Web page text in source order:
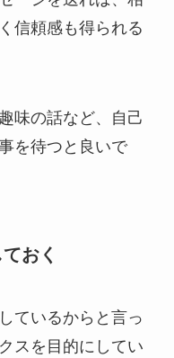
信頼感も得られる
味の話など、自己
を待つと良いで
おく
ているからと言っ
スを目的にしてい